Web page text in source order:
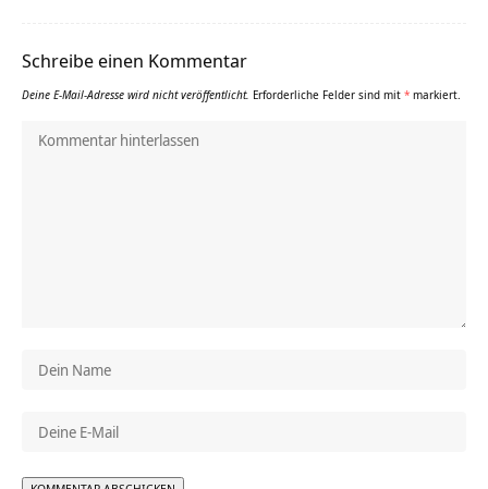
Schreibe einen Kommentar
Deine E-Mail-Adresse wird nicht veröffentlicht. Erforderliche Felder sind mit * markiert.